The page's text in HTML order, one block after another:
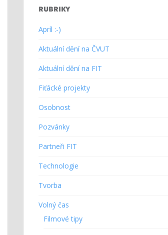
RUBRIKY
Apríl :-)
Aktuální dění na ČVUT
Aktuální dění na FIT
Fiťácké projekty
Osobnost
Pozvánky
Partneři FIT
Technologie
Tvorba
Volný čas
Filmové tipy